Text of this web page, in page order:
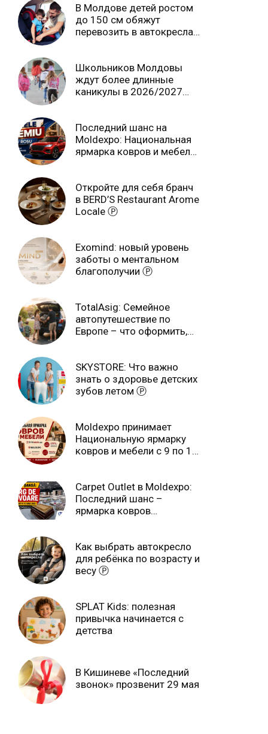
В Молдове детей ростом
до 150 см обяжут
перевозить в автокреслах
Школьников Молдовы
ждут более длинные
каникулы в 2026/2027
Последний шанс на
Moldexpo: Национальная
ярмарка ковров и мебели
Откройте для себя бранч
в BERD’S Restaurant Arome
Locale Ⓟ
Exomind: новый уровень
заботы о ментальном
благополучии Ⓟ
TotalAsig: Семейное
автопутешествие по
Европе – что оформить,
SKYSTORE: Что важно
знать о здоровье детских
зубов летом Ⓟ
Moldexpo принимает
Национальную ярмарку
ковров и мебели с 9 по 14
Carpet Outlet в Moldexpo:
Последний шанс –
ярмарка ковров
Как выбрать автокресло
для ребёнка по возрасту и
весу Ⓟ
SPLAT Kids: полезная
привычка начинается с
детства
В Кишиневе «Последний
звонок» прозвенит 29 мая